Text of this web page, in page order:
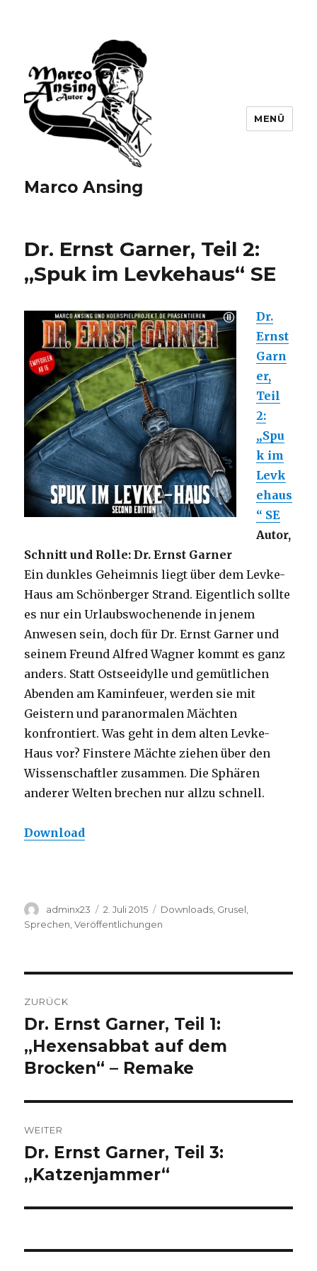
Marco Ansing
MENÜ
Dr. Ernst Garner, Teil 2:
„Spuk im Levkehaus“ SE
Dr.
Ernst
Garn
er,
Teil
2:
„Spu
k im
Levk
ehaus
“ SE
Autor,
Schnitt und Rolle: Dr. Ernst Garner
Ein dunkles Geheimnis liegt über dem Levke-
Haus am Schönberger Strand. Eigentlich sollte
es nur ein Urlaubswochenende in jenem
Anwesen sein, doch für Dr. Ernst Garner und
seinem Freund Alfred Wagner kommt es ganz
anders. Statt Ostseeidylle und gemütlichen
Abenden am Kaminfeuer, werden sie mit
Geistern und paranormalen Mächten
konfrontiert. Was geht in dem alten Levke-
Haus vor? Finstere Mächte ziehen über den
Wissenschaftler zusammen. Die Sphären
anderer Welten brechen nur allzu schnell.
Download
Autor
adminx23
Veröffentlicht
am
2. Juli 2015 Kategorien
Downloads Grusel
Sprechen ,Veröffentlichungen
ZURÜCK
Vorheriger
Beitrag:
Dr. Ernst Garner, Teil 1:
„Hexensabbat auf dem
Brocken“ – Remake
WEITER
Nächster
Beitrag:
Dr. Ernst Garner, Teil 3:
„Katzenjammer“